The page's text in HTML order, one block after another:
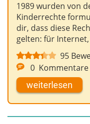
1989 wurden von
Kinderrechte
dir, dass diese
gelten: für
95
0 Kommentare
weiterlesen